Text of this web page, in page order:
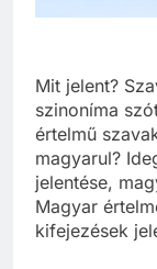
Mit jelent?
szinoníma
értelmű
magyarul?
jelentése,
Magyar
kifejezések